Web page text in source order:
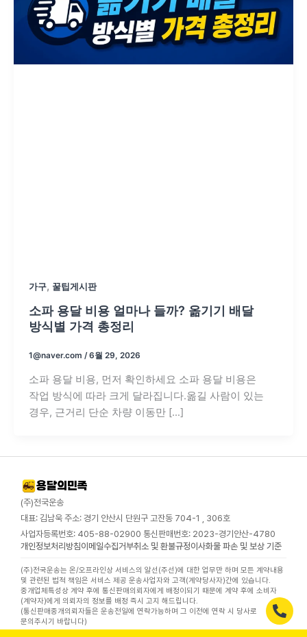
가구, 꿀팁게시판
소파 용달 비용 얼마나 들까? 옮기기 배달
방식별 가격 총정리
1@naver.com /6월 29, 2026
소파 용달 비용, 먼저 확인하세요 소파 용달 비용은
작업 방식에 따라 크게 달라집니다.옮길 사람이 있는
경우, 근거리 단순 차량 이동만 […]
(주)전국운송
대표: 김남욱 주소: 경기 안산시 단원구 고잔동 704-1 , 306호
사업자등록번호: 405-88-02900 통신판매번호: 2023-경기안산-4780
개인정보처리방침이메일수집거부취소 및 환불규정이사화물 파손 및 보상 기준
(주)전국운송는 온/오프라인상 서비스의 알선(주선)에 대한 업무만 하며 모든 계약내용
및 관련된 법적 책임은 서비스 제공 운송사업자와 고객(계약당사자)간에 있습니다.
중개업체특성상 계약 후에 통신판매의뢰자에게 배정이되기 때문에 계약 후에 소비자
(계약자)에게 의뢰자의 정보를 배정 즉시 고지 해드립니다.
(통신판매중개의뢰자들은 운송전일에 연락가능하며 그 이전에 연락 시 당사로
문의주시기 바랍니다)